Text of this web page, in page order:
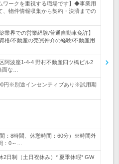
ワークを重視する職場です】◆事業用
、物件情報収集から契約・決済までの
業界での営業経験/普通自動車免許】
格/不動産の売買仲介の経験/不動産用
阿波座1-4-4 野村不動産四ツ橋ビル2
な…
円※別途インセンティブあり※試用期
：8時間、休憩時間：60分）※時間外
：0～…
2日制（土日祝休み）* 夏季休暇* GW